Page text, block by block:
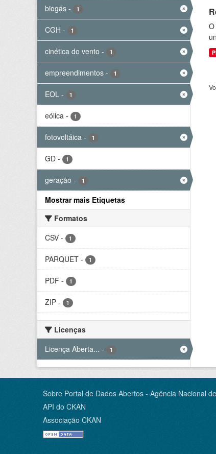
biogás - 1
CGH - 1
cinética do vento - 1
empreendimentos - 1
EOL - 1
eólica - 1
fotovoltáica - 1
GD - 1
geração - 1
Mostrar mais Etiquetas
Formatos
CSV - 1
PARQUET - 1
PDF - 1
ZIP - 1
Licenças
Licença Aberta... - 1
Sobre Portal de Dados Abertos - Agência Nacional
API do CKAN
Associação CKAN